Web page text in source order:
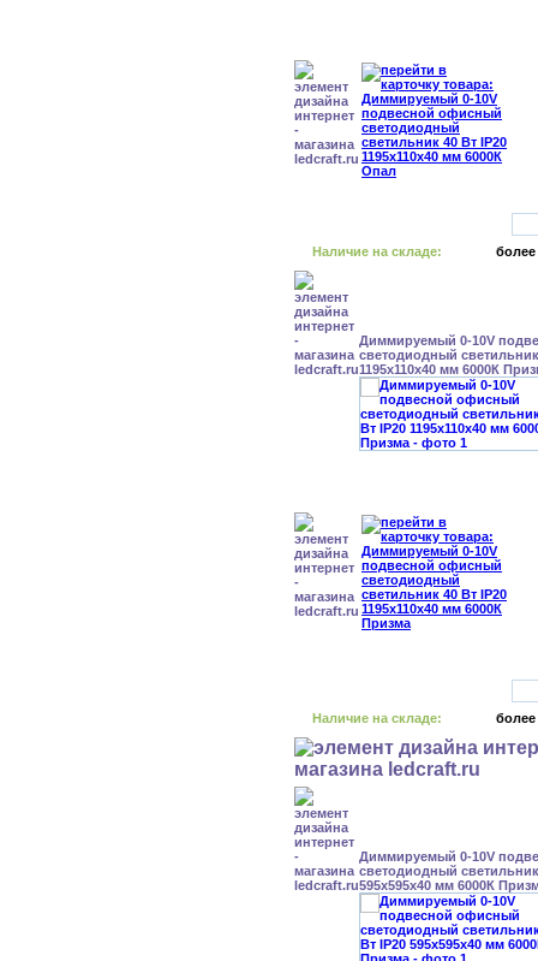
Наличие на складе: более
Диммируемый 0-10V
светодиодный
1195x110x40 мм 6000К
Наличие на складе: более
Диммируемый 0-10V
светодиодный
595x595x40 мм 6000К